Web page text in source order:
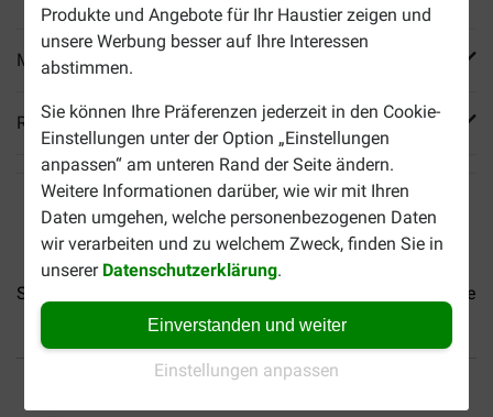
Produkte und Angebote für Ihr Haustier zeigen und
unsere Werbung besser auf Ihre Interessen
abstimmen.
Sie können Ihre Präferenzen jederzeit in den Cookie-
Einstellungen unter der Option „Einstellungen
anpassen“ am unteren Rand der Seite ändern.
Weitere Informationen darüber, wie wir mit Ihren
Daten umgehen, welche personenbezogenen Daten
wir verarbeiten und zu welchem Zweck, finden Sie in
unserer Datenschutzerklärung.
Einverstanden und weiter
Einstellungen anpassen
Mehr Produktinfos
Reviews
Seberus Hundefutter -...
Bis 30% günstiger Sicher bezahlen